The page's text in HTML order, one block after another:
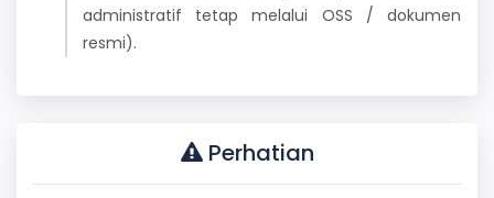
administratif tetap melalui OSS / dokumen
resmi).
Perhatian